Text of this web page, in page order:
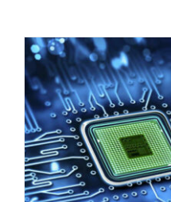
AUDIO
MAISON
PROMOTION